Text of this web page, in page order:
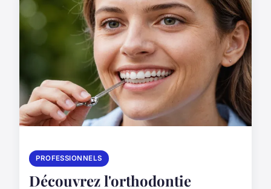
PROFESSIONNELS
Découvrez l'orthodontie